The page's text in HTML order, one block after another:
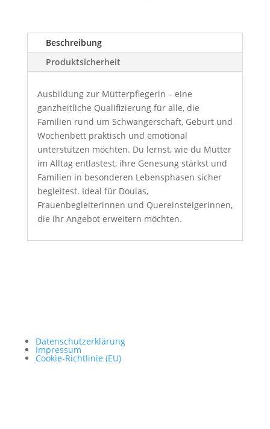
Beschreibung
Produktsicherheit
Ausbildung zur Mütterpflegerin – eine
ganzheitliche Qualifizierung für alle, die
Familien rund um Schwangerschaft, Geburt und
Wochenbett praktisch und emotional
unterstützen möchten. Du lernst, wie du Mütter
im Alltag entlastest, ihre Genesung stärkst und
Familien in besonderen Lebensphasen sicher
begleitest. Ideal für Doulas,
Frauenbegleiterinnen und Quereinsteigerinnen,
die ihr Angebot erweitern möchten.
Datenschutzerklärung
Impressum
Cookie-Richtlinie (EU)